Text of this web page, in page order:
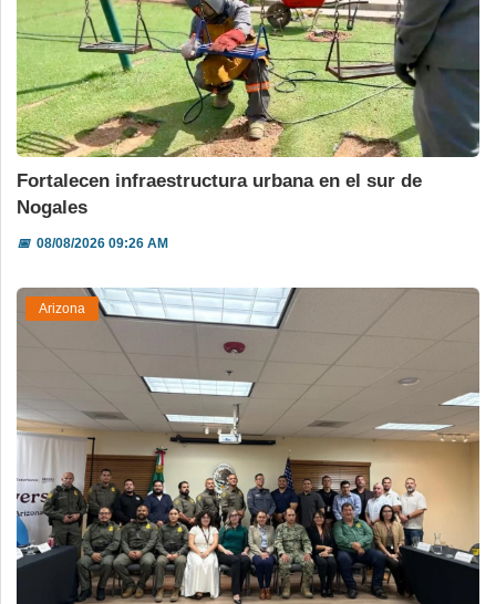
Fortalecen infraestructura urbana en el sur de
Nogales
📅08/08/2026 09:26 AM
Arizona